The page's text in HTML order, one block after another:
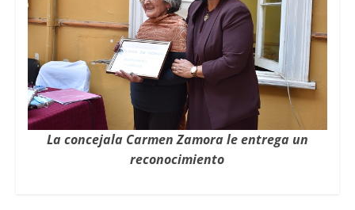
La concejala Carmen Zamora le entrega un
reconocimiento